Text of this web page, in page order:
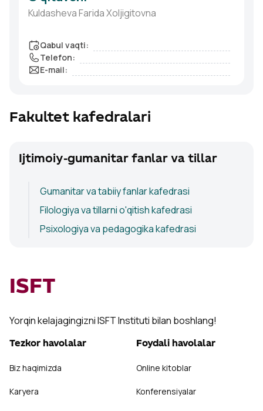
Kuldasheva Farida Xoljigitovna
Qabul vaqti:
Telefon:
E-mail:
Fakultet kafedralari
Ijtimoiy-gumanitar fanlar va tillar
Gumanitar va tabiiy fanlar kafedrasi
Filologiya va tillarni o'qitish kafedrasi
Psixologiya va pedagogika kafedrasi
ISFT
Yorqin kelajagingizni ISFT Instituti bilan boshlang!
Tezkor havolalar
Biz haqimizda
Karyera
Foydali havolalar
Online kitoblar
Konferensiyalar